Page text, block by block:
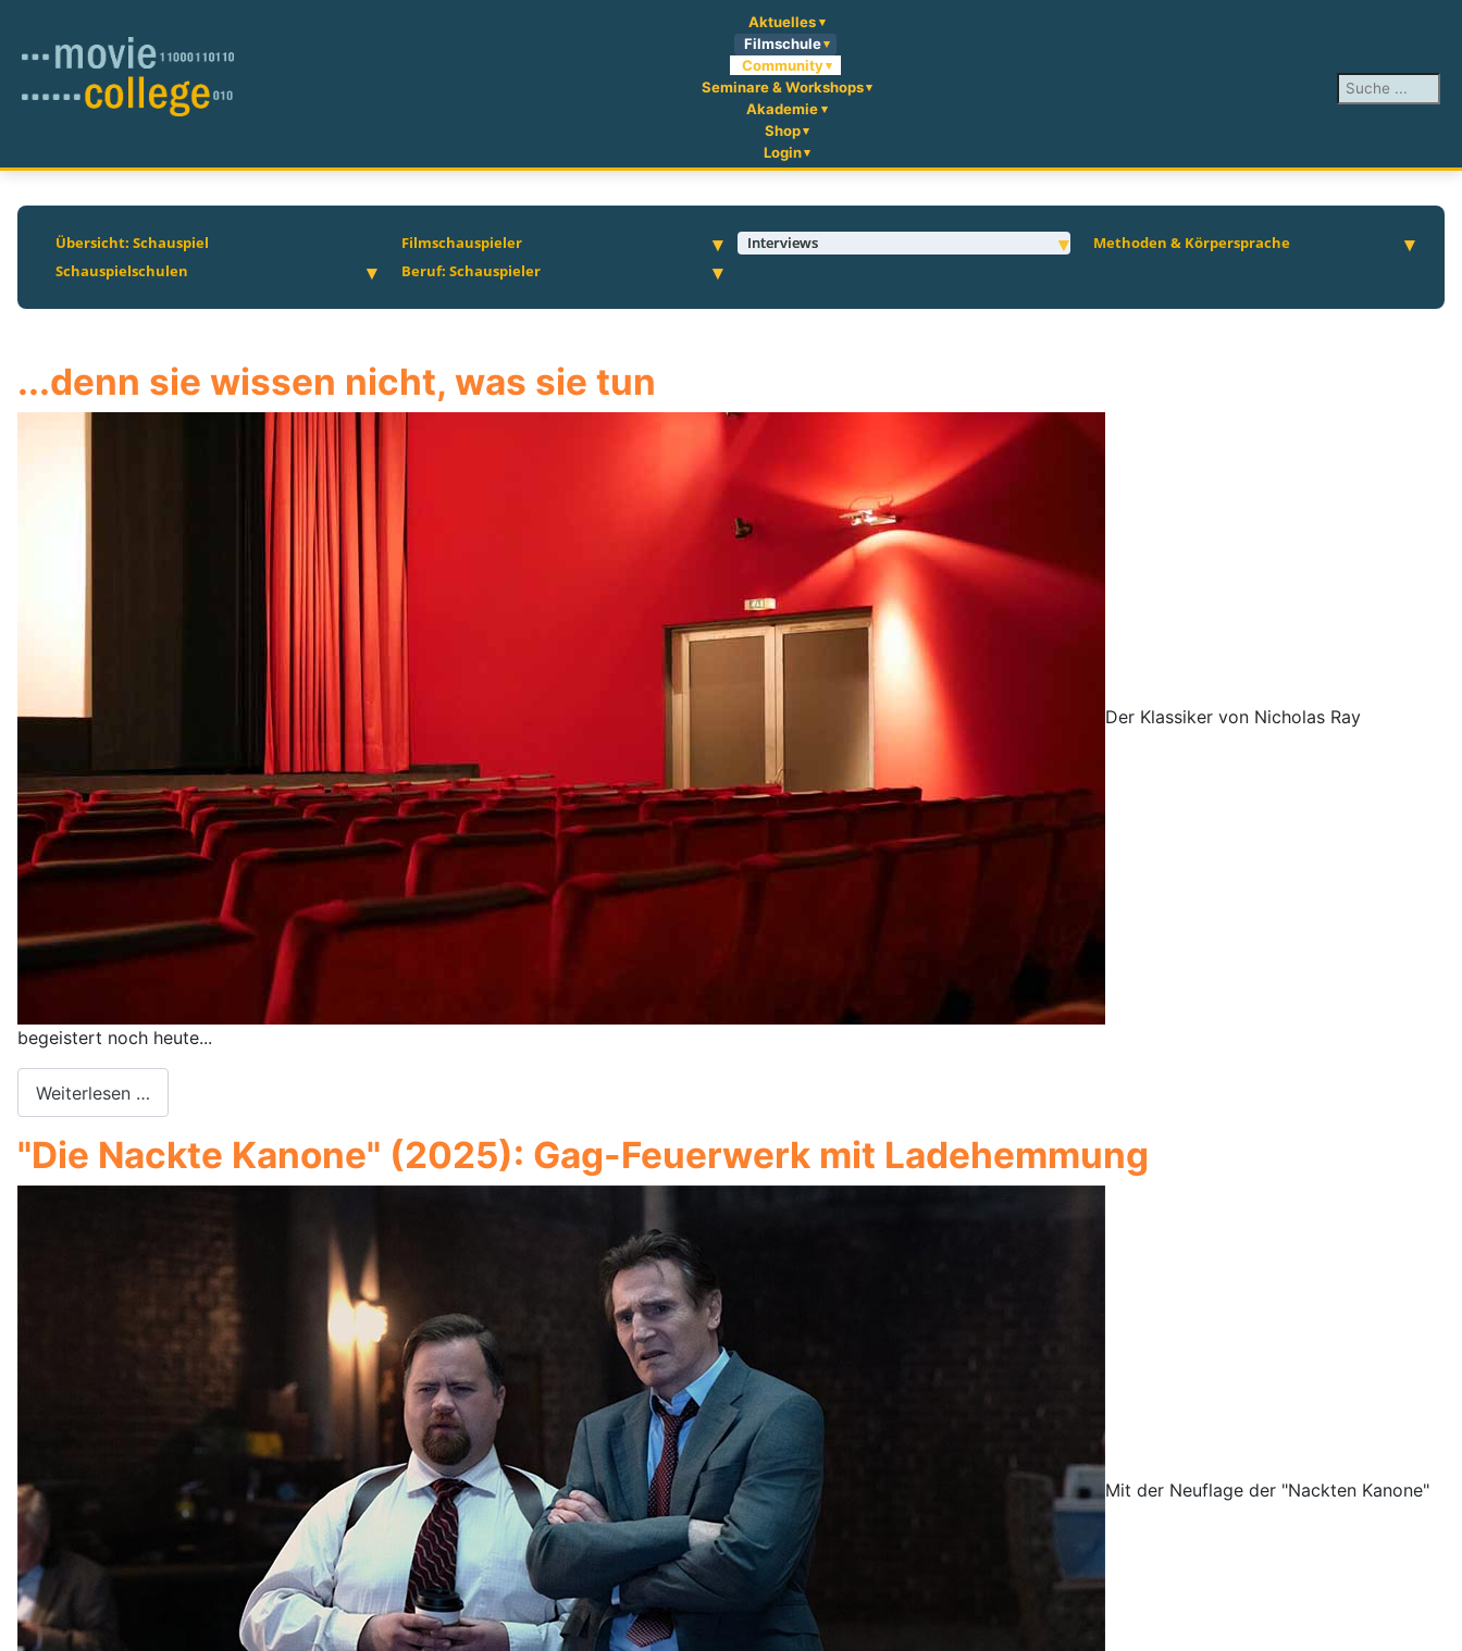
Aktuelles
Filmschule
Community
Seminare & Workshops
Akademie
Shop
Login
Suchen ...
Übersicht: Schauspiel Filmschauspieler Interviews
Methoden & Körpersprache
Schauspielschulen
Beruf: Schauspieler
...denn sie wissen nicht, was sie tun
Der Klassiker von Nicholas Ray
begeistert noch heute...
Weiterlesen …
"Die Nackte Kanone" (2025): Gag-Feuerwerk mit Ladehemmung
Mit der Neuflage der "Nackten Kanone"